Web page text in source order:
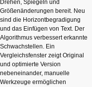
Drehen, Spiegeln und
Größenänderungen bereit. Neu
sind die Horizontbegradigung
und das Einfügen von Text. Der
Algorithmus verbessert erkannte
Schwachstellen. Ein
Vergleichsfenster zeigt Original
und optimierte Version
nebeneinander, manuelle
Werkzeuge ermöglichen